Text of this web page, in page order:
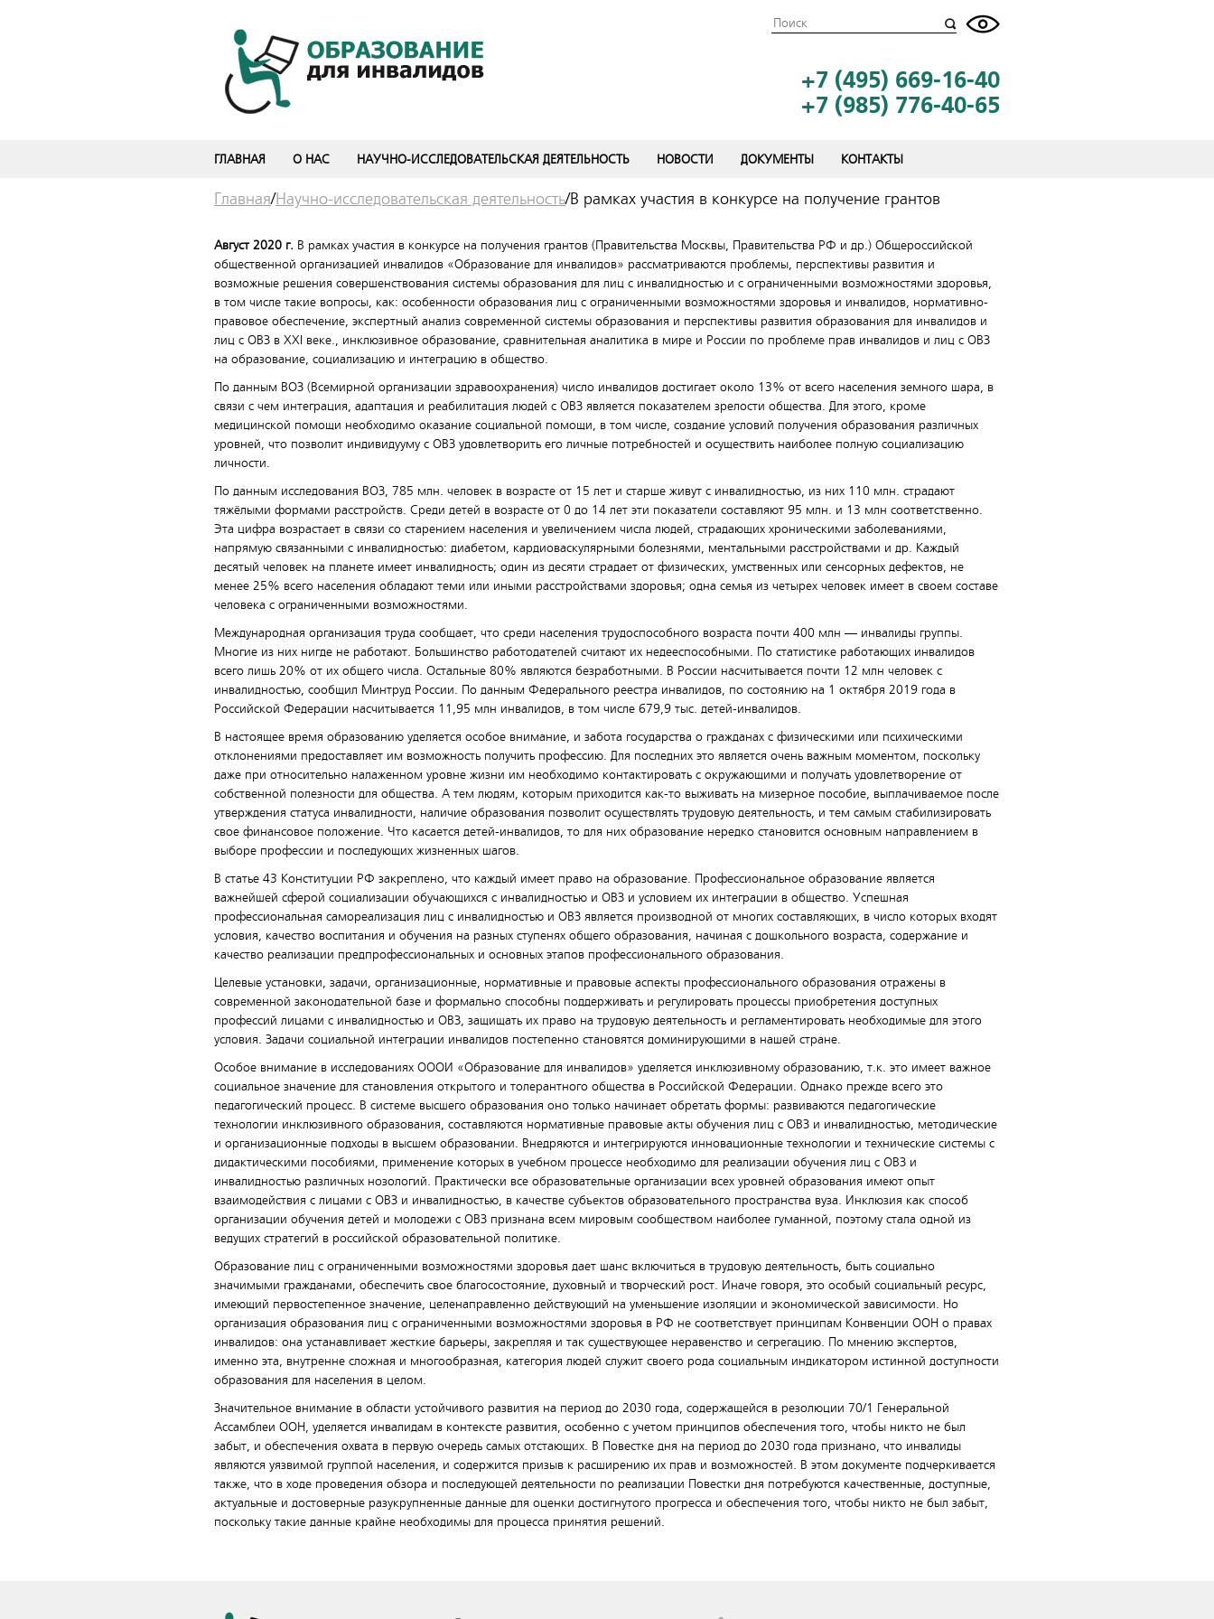
+7 (495) 669-16-40
+7 (985) 776-40-65
ГЛАВНАЯ О НАС НАУЧНО-ИССЛЕДОВАТЕЛЬСКАЯ ДЕЯТЕЛЬНОСТЬ НОВОСТИ ДОКУМЕНТЫ КОНТАКТЫ
Главная/Научно-исследовательская деятельность/В рамках участия в конкурсе на получение грантов
Август 2020 г. В рамках участия в конкурсе на получения грантов (Правительства Москвы, Правительства РФ и др.) Общероссийской
общественной организацией инвалидов «Образование для инвалидов» рассматриваются проблемы, перспективы развития и
возможные решения совершенствования системы образования для лиц с инвалидностью и с ограниченными возможностями здоровья,
в том числе такие вопросы, как: особенности образования лиц с ограниченными возможностями здоровья и инвалидов, нормативно-
правовое обеспечение, экспертный анализ современной системы образования и перспективы развития образования для инвалидов и
лиц с ОВЗ в ХХI веке., инклюзивное образование, сравнительная аналитика в мире и России по проблеме прав инвалидов и лиц с ОВЗ
на образование, социализацию и интеграцию в общество.
По данным ВОЗ (Всемирной организации здравоохранения) число инвалидов достигает около 13% от всего населения земного шара, в
связи с чем интеграция, адаптация и реабилитация людей с ОВЗ является показателем зрелости общества. Для этого, кроме
медицинской помощи необходимо оказание социальной помощи, в том числе, создание условий получения образования различных
уровней, что позволит индивидууму с ОВЗ удовлетворить его личные потребностей и осуществить наиболее полную социализацию
личности.
По данным исследования ВОЗ, 785 млн. человек в возрасте от 15 лет и старше живут с инвалидностью, из них 110 млн. страдают
тяжёлыми формами расстройств. Среди детей в возрасте от 0 до 14 лет эти показатели составляют 95 млн. и 13 млн соответственно.
Эта цифра возрастает в связи со старением населения и увеличением числа людей, страдающих хроническими заболеваниями,
напрямую связанными с инвалидностью: диабетом, кардиоваскулярными болезнями, ментальными расстройствами и др. Каждый
десятый человек на планете имеет инвалидность; один из десяти страдает от физических, умственных или сенсорных дефектов, не
менее 25% всего населения обладают теми или иными расстройствами здоровья; одна семья из четырех человек имеет в своем составе
человека с ограниченными возможностями.
Международная организация труда сообщает, что среди населения трудоспособного возраста почти 400 млн — инвалиды группы.
Многие из них нигде не работают. Большинство работодателей считают их недееспособными. По статистике работающих инвалидов
всего лишь 20% от их общего числа. Остальные 80% являются безработными. В России насчитывается почти 12 млн человек с
инвалидностью, сообщил Минтруд России. По данным Федерального реестра инвалидов, по состоянию на 1 октября 2019 года в
Российской Федерации насчитывается 11,95 млн инвалидов, в том числе 679,9 тыс. детей-инвалидов.
В настоящее время образованию уделяется особое внимание, и забота государства о гражданах с физическими или психическими
отклонениями предоставляет им возможность получить профессию. Для последних это является очень важным моментом, поскольку
даже при относительно налаженном уровне жизни им необходимо контактировать с окружающими и получать удовлетворение от
собственной полезности для общества. А тем людям, которым приходится как-то выживать на мизерное пособие, выплачиваемое после
утверждения статуса инвалидности, наличие образования позволит осуществлять трудовую деятельность, и тем самым стабилизировать
свое финансовое положение. Что касается детей-инвалидов, то для них образование нередко становится основным направлением в
выборе профессии и последующих жизненных шагов.
В статье 43 Конституции РФ закреплено, что каждый имеет право на образование. Профессиональное образование является
важнейшей сферой социализации обучающихся с инвалидностью и ОВЗ и условием их интеграции в общество. Успешная
профессиональная самореализация лиц с инвалидностью и ОВЗ является производной от многих составляющих, в число которых входят
условия, качество воспитания и обучения на разных ступенях общего образования, начиная с дошкольного возраста, содержание и
качество реализации предпрофессиональных и основных этапов профессионального образования.
Целевые установки, задачи, организационные, нормативные и правовые аспекты профессионального образования отражены в
современной законодательной базе и формально способны поддерживать и регулировать процессы приобретения доступных
профессий лицами с инвалидностью и ОВЗ, защищать их право на трудовую деятельность и регламентировать необходимые для этого
условия. Задачи социальной интеграции инвалидов постепенно становятся доминирующими в нашей стране.
Особое внимание в исследованиях ОООИ «Образование для инвалидов» уделяется инклюзивному образованию, т.к. это имеет важное
социальное значение для становления открытого и толерантного общества в Российской Федерации. Однако прежде всего это
педагогический процесс. В системе высшего образования оно только начинает обретать формы: развиваются педагогические
технологии инклюзивного образования, составляются нормативные правовые акты обучения лиц с ОВЗ и инвалидностью, методические
и организационные подходы в высшем образовании. Внедряются и интегрируются инновационные технологии и технические системы с
дидактическими пособиями, применение которых в учебном процессе необходимо для реализации обучения лиц с ОВЗ и
инвалидностью различных нозологий. Практически все образовательные организации всех уровней образования имеют опыт
взаимодействия с лицами с ОВЗ и инвалидностью, в качестве субъектов образовательного пространства вуза. Инклюзия как способ
организации обучения детей и молодежи с ОВЗ признана всем мировым сообществом наиболее гуманной, поэтому стала одной из
ведущих стратегий в российской образовательной политике.
Образование лиц с ограниченными возможностями здоровья дает шанс включиться в трудовую деятельность, быть социально
значимыми гражданами, обеспечить свое благосостояние, духовный и творческий рост. Иначе говоря, это особый социальный ресурс,
имеющий первостепенное значение, целенаправленно действующий на уменьшение изоляции и экономической зависимости. Но
организация образования лиц с ограниченными возможностями здоровья в РФ не соответствует принципам Конвенции ООН о правах
инвалидов: она устанавливает жесткие барьеры, закрепляя и так существующее неравенство и сегрегацию. По мнению экспертов,
именно эта, внутренне сложная и многообразная, категория людей служит своего рода социальным индикатором истинной доступности
образования для населения в целом.
Значительное внимание в области устойчивого развития на период до 2030 года, содержащейся в резолюции 70/1 Генеральной
Ассамблеи ООН, уделяется инвалидам в контексте развития, особенно с учетом принципов обеспечения того, чтобы никто не был
забыт, и обеспечения охвата в первую очередь самых отстающих. В Повестке дня на период до 2030 года признано, что инвалиды
являются уязвимой группой населения, и содержится призыв к расширению их прав и возможностей. В этом документе подчеркивается
также, что в ходе проведения обзора и последующей деятельности по реализации Повестки дня потребуются качественные, доступные,
актуальные и достоверные разукрупненные данные для оценки достигнутого прогресса и обеспечения того, чтобы никто не был забыт,
поскольку такие данные крайне необходимы для процесса принятия решений.